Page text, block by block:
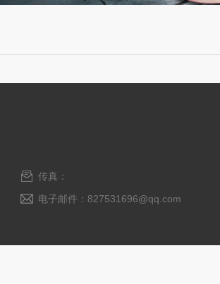
传真：
电子邮件：827531696@qq.com